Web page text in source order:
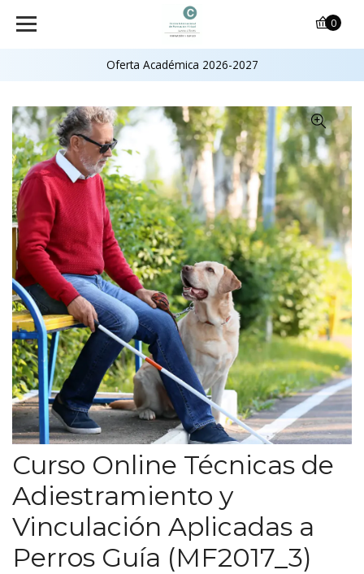
Oferta Académica 2026-2027
0
Curso Online Técnicas de
Adiestramiento y
Vinculación Aplicadas a
Perros Guía (MF2017_3)